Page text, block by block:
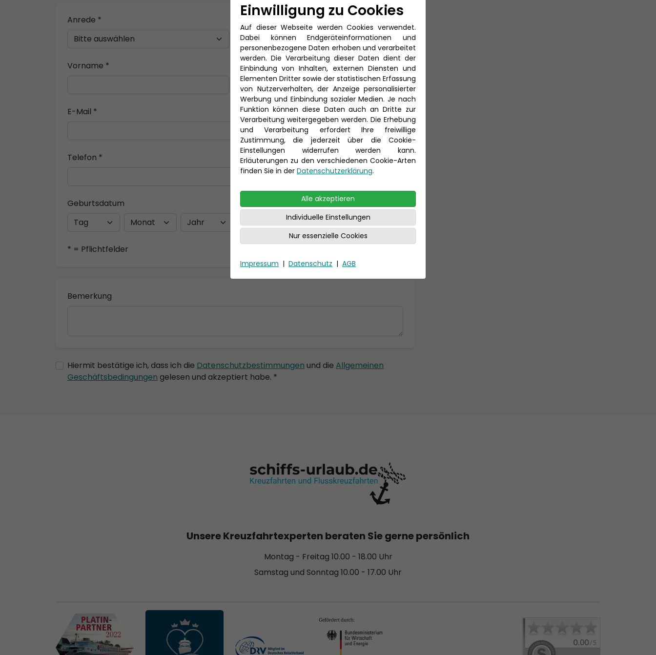
Anrede *
Vorname * Nachname *
E-Mail *
Telefon *
Geburtsdatum
* = Pflichtfelder
Bemerkung
Hiermit bestätige ich, dass ich die Datenschutzbestimmungen und die Allgemeinen
Geschäftsbedingungen gelesen und akzeptiert habe. *
Einwilligung zu Cookies
Auf dieser Webseite werden Cookies verwendet.
Dabei können Endgeräteinformationen und
personenbezogene Daten erhoben und verarbeitet
werden. Die Verarbeitung dieser Daten dient der
Einbindung von Inhalten, externen Diensten und
Elementen Dritter sowie der statistischen Erfassung
von Nutzerverhalten, der Anzeige personalisierter
Werbung und Einbindung sozialer Medien. Je nach
Funktion können diese Daten auch an Dritte zur
Verarbeitung weitergegeben werden. Die Erhebung
und Verarbeitung erfordert Ihre freiwillige
Zustimmung, die jederzeit über die Cookie-
Einstellungen widerrufen werden kann.
Erläuterungen zu den verschiedenen Cookie-Arten
finden Sie in der Datenschutzerklärung.
Alle akzeptieren
Individuelle Einstellungen
Nur essenzielle Cookies
Impressum | Datenschutz | AGB
Unsere Kreuzfahrtexperten beraten Sie gerne persönlich
Montag - Freitag 10.00 - 18.00 Uhr
Samstag und Sonntag 10.00 - 17.00 Uhr